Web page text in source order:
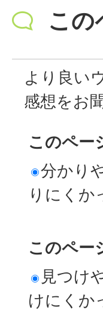
この
より良い
感想をお
このペー
分かり
りにくか
このペー
見つけ
けにくか